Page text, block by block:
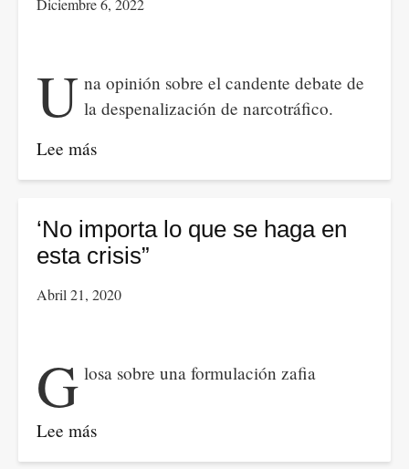
no
democráticas
Diciembre 6, 2022
U na opinión sobre el candente debate de
la despenalización de narcotráfico.
Lee más
Es
de
descartar
fracasada
las
‘No importa lo que se haga en
esta crisis”
Abril 21, 2020
G losa sobre una formulación zafia
Lee más
‘No